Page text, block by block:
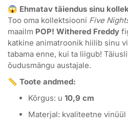
😱 Ehmatav täiendus sinu
Too oma kollektsiooni Five
maailm POP! Withered Freddy
katkine animatroonik hiilib sinu
tabama enne, kui ta liigub!
õudusmängu austajale.
📏 Toote andmed:
Kõrgus: u 10,9 cm
Materjal: kvaliteetne vinüül